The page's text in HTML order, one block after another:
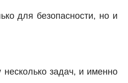
для безопасности, но и
задач, и именно